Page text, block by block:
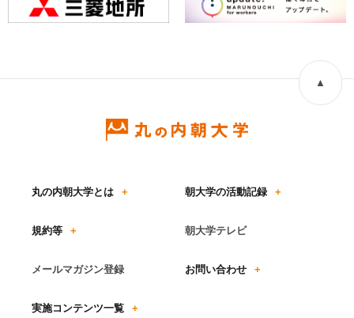
▲
丸の内朝大学とは + 朝大学の活動記録 +
規約等 + 朝大学テレビ
メールマガジン登録 お問い合わせ +
実施コンテンツ一覧 +